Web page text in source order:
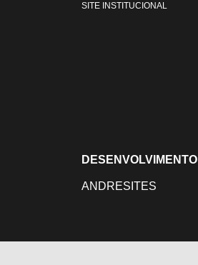
SITE INSTITUCIONAL
DESENVOLVIMENTO
ANDRESITES